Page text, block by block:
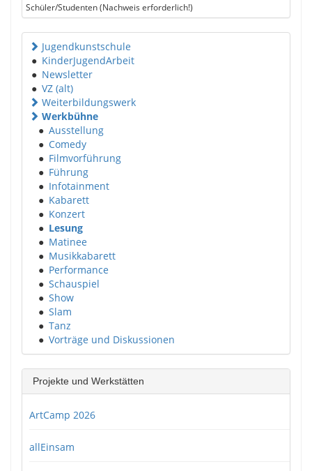
Schüler/Studenten (Nachweis erforderlich!)
Jugendkunstschule
● KinderJugendArbeit
● Newsletter
● VZ (alt)
Weiterbildungswerk
Werkbühne
● Ausstellung
● Comedy
● Filmvorführung
● Führung
● Infotainment
● Kabarett
● Konzert
● Lesung
● Matinee
● Musikkabarett
● Performance
● Schauspiel
● Show
● Slam
● Tanz
● Vorträge und Diskussionen
Projekte und Werkstätten
ArtCamp 2026
allEinsam